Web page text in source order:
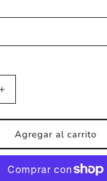
Aumentar
cantidad
para
Lámina
sirena
generosa
Agregar al carrito